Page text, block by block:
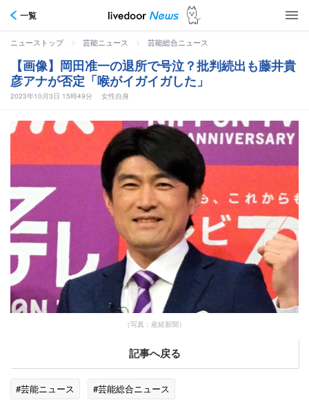
一覧
ニューストップ > 芸能ニュース > 芸能総合ニュース
【画像】岡田准一の退所で号泣？批判続出も藤井貴
彦アナが否定「喉がイガイガした」
2023年10月3日 15時49分 女性自身
（写真：産経新聞）
記事へ戻る
#芸能ニュース
#芸能総合ニュース